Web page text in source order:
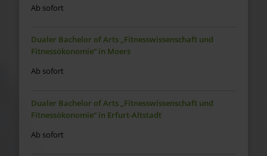
Ab sofort
Dualer Bachelor of Arts „Fitnesswissenschaft und
Fitnessökonomie“ in Moers
Ab sofort
Dualer Bachelor of Arts „Fitnesswissenschaft und
Fitnessökonomie“ in Erfurt-Altstadt
Ab sofort